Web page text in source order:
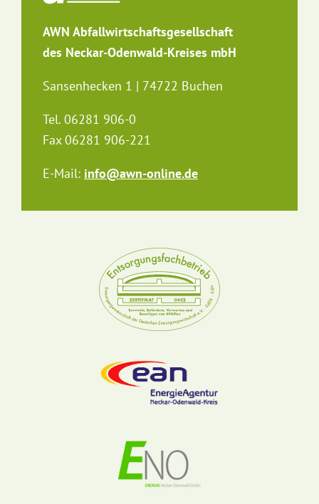
AWN Abfallwirtschaftsgesellschaft
des Neckar-Odenwald-Kreises mbH
Sansenhecken 1 | 74722 Buchen
Tel. 06281 906-0
Fax 06281 906-221
E-Mail: info@awn-online.de